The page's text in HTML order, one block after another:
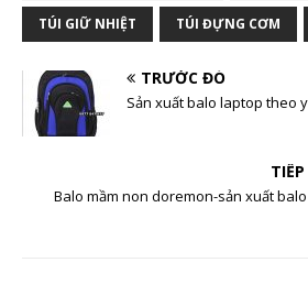
TÚI GIỮ NHIỆT TÚI ĐỰNG CƠM
TRƯỚC ĐÓ
Sản xuất balo laptop theo
Balo mầm non doremon-sản xuất